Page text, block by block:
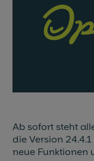
Unternehmen
Blog & News
Referenzen
Jobs
Ab sofort steht
die Version
neue Funktionen